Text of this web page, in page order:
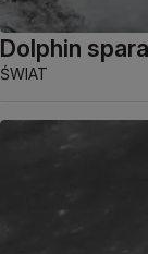
Dolphin
ŚWIAT